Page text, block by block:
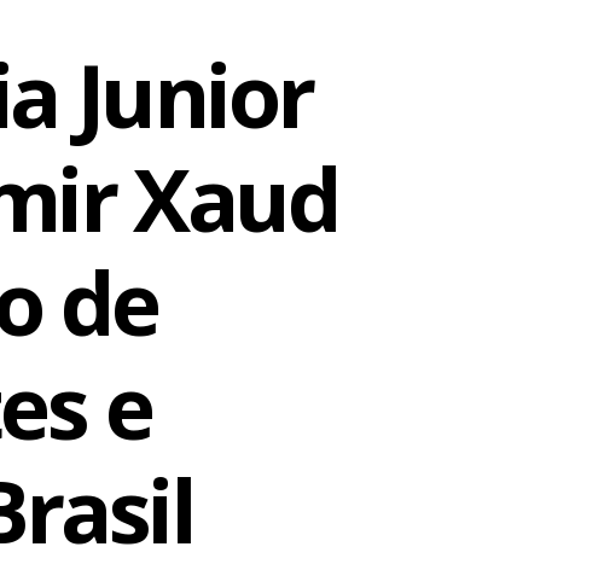
Junior
Xaud
de
e